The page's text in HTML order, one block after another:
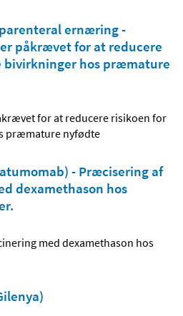
ernæring -
påkrævet for at reducere
bivirkninger hos præmature
for at reducere risikoen for
præmature nyfødte
- Præcisering af
dexamethason hos
med dexamethason hos